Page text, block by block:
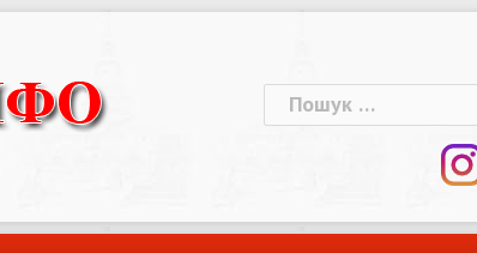
Пошук: